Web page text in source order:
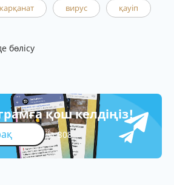
вирус қауіп
бөлісу
қош келдіңіз!
308